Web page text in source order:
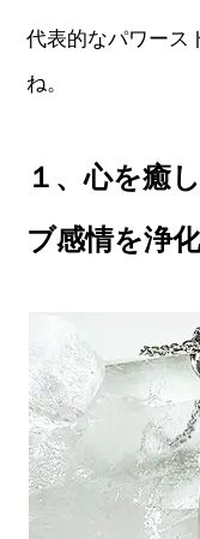
代表的なパワース
ね。
１、心を癒
ブ感情を浄